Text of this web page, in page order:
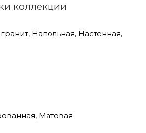
коллекции
Напольная, Настенная,
Матовая